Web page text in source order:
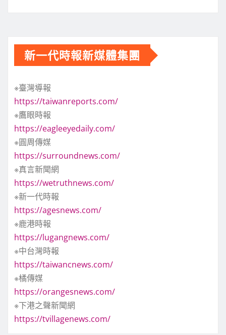
新一代時報新媒體集團
※臺灣導報
https://taiwanreports.com/
※鷹眼時報
https://eagleeyedaily.com/
※圓周傳媒
https://surroundnews.com/
※真言新聞網
https://wetruthnews.com/
※新一代時報
https://agesnews.com/
※鹿港時報
https://lugangnews.com/
※中台灣時報
https://taiwancnews.com/
※橘傳媒
https://orangesnews.com/
※下港之聲新聞網
https://tvillagenews.com/